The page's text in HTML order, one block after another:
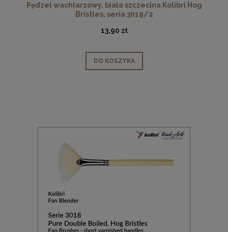
Pędzel wachlarzowy, biała szczecina Kolibri Hog
Bristles, seria 3019/2
13,90 zł
DO KOSZYKA